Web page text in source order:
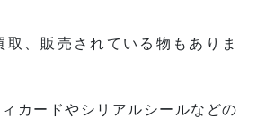
取、販売されている物もありま
カードやシリアルシールなどの